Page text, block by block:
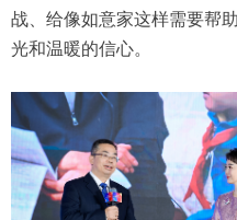
战、给像如意家这样需要帮
光和温暖的信心。